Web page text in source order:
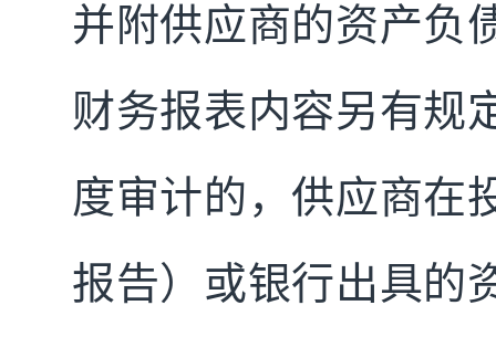
并附供应商的资产负
财务报表内容另有规
度审计的，供应商在
报告）或银行出具的